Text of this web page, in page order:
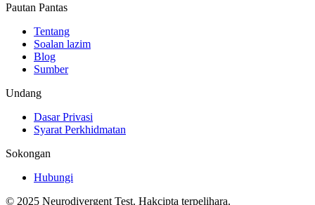
Pautan Pantas
Tentang
Soalan lazim
Blog
Sumber
Undang
Dasar Privasi
Syarat Perkhidmatan
Sokongan
Hubungi
© 2025 Neurodivergent Test. Hakcipta terpelihara.